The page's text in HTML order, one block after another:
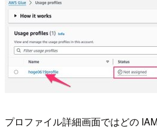
プロファイル詳細画面ではどの